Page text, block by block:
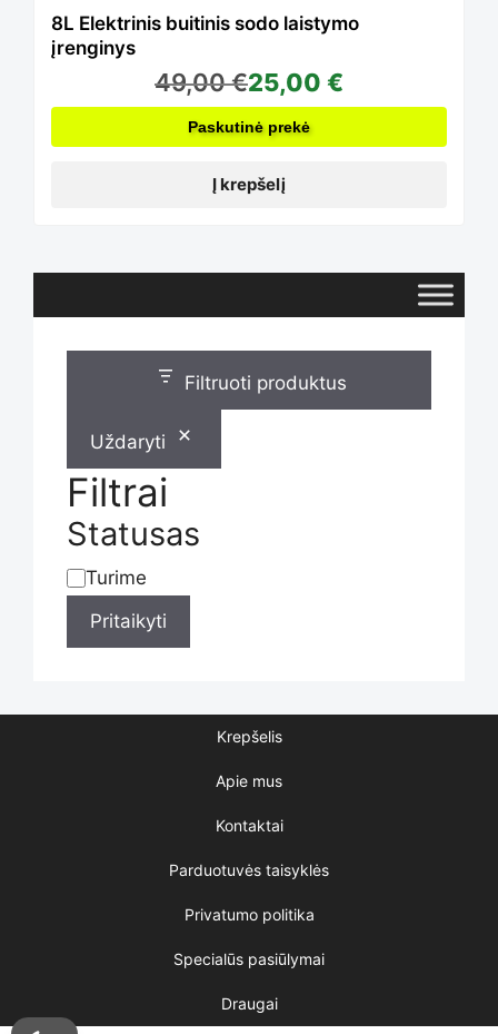
8L Elektrinis buitinis sodo laistymo
įrenginys
49,00€25,00 €
Paskutinė prekė
Į krepšelį
Filtruoti produktus
Uždaryti
Filtrai
Statusas
Statusas
Turime
Pritaikyti
Krepšelis
Apie mus
Kontaktai
Parduotuvės taisyklės
Privatumo politika
Specialūs pasiūlymai
Draugai